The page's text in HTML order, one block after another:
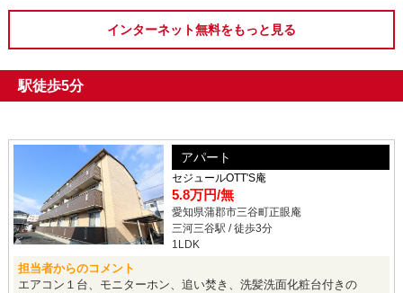
インターネット無料をもっと見る
駅徒歩5分
アパート
セジュールOTT'S庵
5.8万円/無
愛知県蒲郡市三谷町正眼庵
三河三谷駅 / 徒歩3分
1LDK
担当者からのコメント
エアコン１台、モニターホン、追い焚き、洗髪洗面化粧台付きの